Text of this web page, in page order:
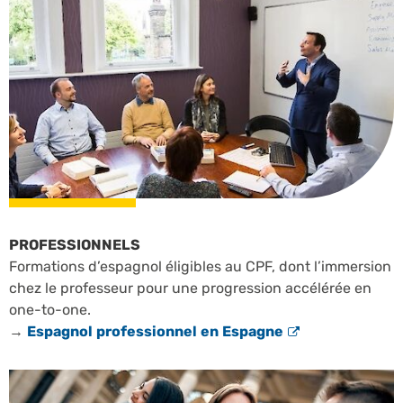
PROFESSIONNELS
Formations d’espagnol éligibles au CPF, dont l’immersion
chez le professeur pour une progression accélérée en
one-to-one.
→ Espagnol professionnel en Espagne